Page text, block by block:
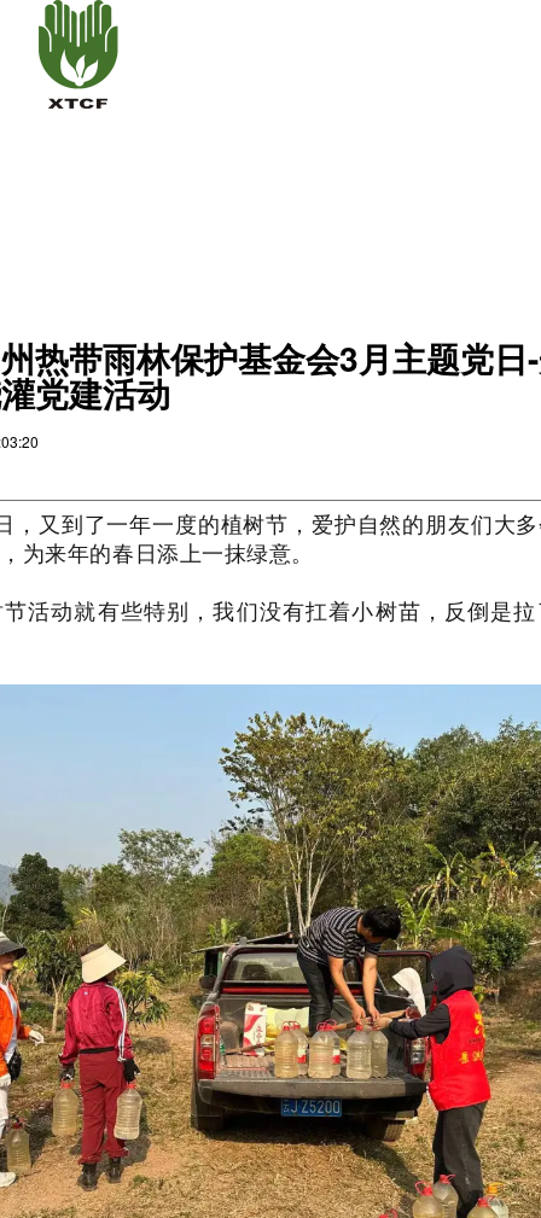
热带雨林保护基金会3月主题党日
党建活动
，又到了一年一度的植树节，爱护自然的朋友们大
为来年的春日添上一抹绿意。
活动就有些特别，我们没有扛着小树苗，反倒是